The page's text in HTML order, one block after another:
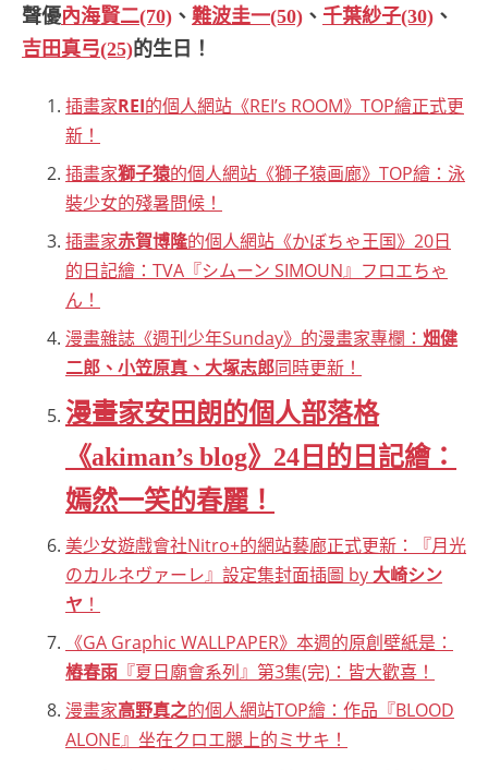
聲優內海賢二(70) 、 難波圭一(50) 、 千葉紗子(30) 、
吉田真弓(25)的生日！
插畫家REI的個人網站《REI’s ROOM》TOP繪正式更
新！
插畫家獅子猿的個人網站《獅子猿画廊》TOP繪：泳
裝少女的殘暑問候！
插畫家赤賀博隆的個人網站《かぼちゃ王国》20日
的日記繪：TVA『シムーン SIMOUN』フロエちゃ
ん！
漫畫雜誌《週刊少年Sunday》的漫畫家專欄： 畑健
二郎、小笠原真、大塚志郎同時更新！
漫畫家安田朗的個人部落格
《akiman’s blog》24日的日記繪：
嫣然一笑的春麗！
美少女遊戲會社Nitro+的網站藝廊正式更新：『月光
のカルネヴァーレ』設定集封面插圖 by 大崎シン
ヤ ！
《GA Graphic WALLPAPER》本週的原創壁紙是：
樁春雨 『夏日廟會系列』第3集(完)：皆大歡喜！
漫畫家高野真之的個人網站TOP繪：作品『BLOOD
ALONE』坐在クロエ腿上的ミサキ！